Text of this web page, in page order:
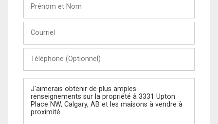
Nom
(Optionnel)
Message